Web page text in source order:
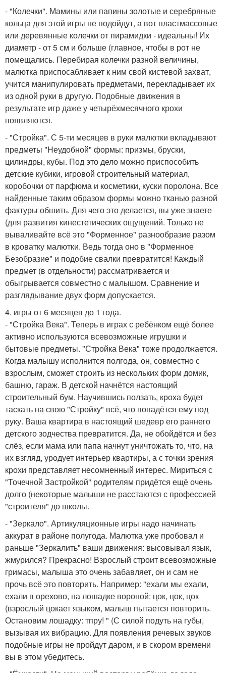
- "Колечки". Мамины или папины золотые и серебряные
кольца для этой игры не подойдут, а вот пластмассовые
или деревянные колечки от пирамидки - идеальны! Их
диаметр - от 5 см и больше (главное, чтобы в рот не
помещались. Перебирая колечки разной величины,
малютка приспосабливает к ним свой кистевой захват,
учится манипулировать предметами, перекладывает их
из одной руки в другую. Подобные движения в
результате игр даже у четырёхмесячного крохи
появляются.
- "Стройка". С 5-ти месяцев в руки малютки вкладывают
предметы "Неудобной" формы: призмы, бруски,
цилиндры, кубы. Под это дело можно приспособить
детские кубики, игровой строительный материал,
коробочки от парфюма и косметики, куски поролона. Все
найденные таким образом формы можно тканью разной
фактуры обшить. Для чего это делается, вы уже знаете
(для развития кинестетических ощущений. Только не
вываливайте всё это "Форменное" разнообразие разом
в кроватку малютки. Ведь тогда оно в "Форменное
Безобразие" и подобие свалки превратится! Каждый
предмет (в отдельности) рассматривается и
обыгрывается совместно с малышом. Сравнение и
разглядывание двух форм допускается.
4. игры от 6 месяцев до 1 года.
- "Стройка Века". Теперь в играх с ребёнком ещё более
активно используются всевозможные игрушки и
бытовые предметы. "Стройка Века" тоже продолжается.
Когда малышу исполнится полгода, он, совместно с
взрослым, сможет строить из нескольких форм домик,
башню, гараж. В детской начнётся настоящий
строительный бум. Научившись ползать, кроха будет
таскать на свою "Стройку" всё, что попадётся ему под
руку. Ваша квартира в настоящий шедевр его раннего
детского зодчества превратится. Да, не обойдётся и без
слёз, если мама или папа начнут уничтожать то, что, на
их взгляд, уродует интерьер квартиры, а с точки зрения
крохи представляет несомненный интерес. Мириться с
"Точечной Застройкой" родителям придётся ещё очень
долго (некоторые малыши не расстаются с профессией
"строителя" до школы.
- "Зеркало". Артикуляционные игры надо начинать
аккурат в районе полугода. Малютка уже пробовал и
раньше "Зеркалить" ваши движения: высовывал язык,
жмурился? Прекрасно! Взрослый строит всевозможные
гримасы, малыша это очень забавляет, он и сам не
прочь всё это повторить. Например: "ехали мы ехали,
ехали в орехово, на лошадке вороной: цок, цок, цок
(взрослый цокает языком, малыш пытается повторить.
Остановим лошадку: тпру! " (С силой подуть на губы,
вызывая их вибрацию. Для появления речевых звуков
подобные игры не пройдут даром, и в скором времени
вы в этом убедитесь.